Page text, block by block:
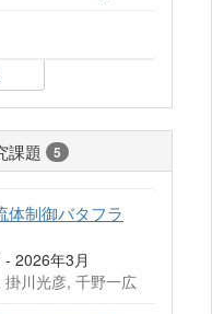
課題 5
体制御バタフラ
2026年3月
川光彦, 千野一広